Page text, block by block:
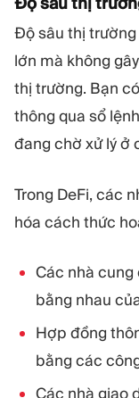
Độ sâu thị
lớn mà không
thị trường. Bạn
thông qua sổ
đang chờ xử lý ở
Trong DeFi, các
hóa cách thức
Các nhà
bằng nhau
Hợp đồng
bằng các
Các nhà giao